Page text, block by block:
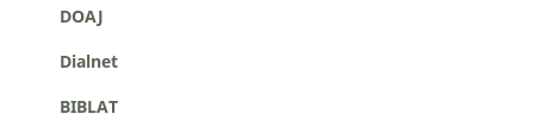
DOAJ
Dialnet
BIBLAT